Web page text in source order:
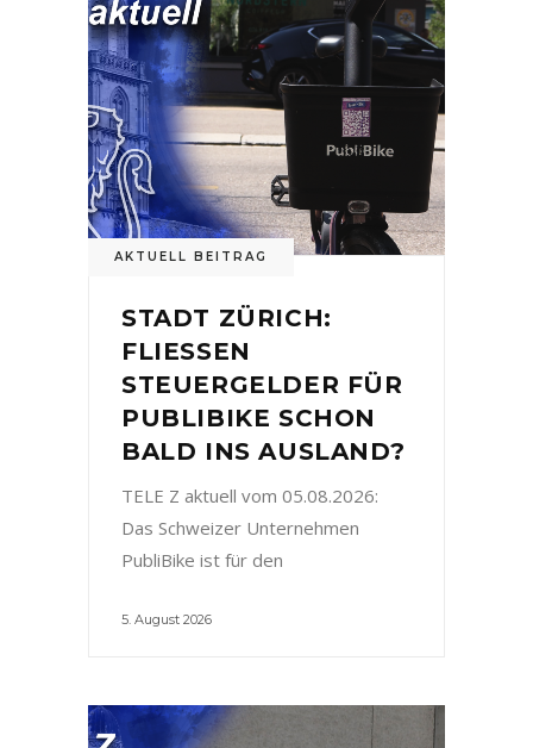
AKTUELL BEITRAG
STADT ZÜRICH:
FLIESSEN
STEUERGELDER FÜR
PUBLIBIKE SCHON
BALD INS AUSLAND?
TELE Z aktuell vom 05.08.2026:
Das Schweizer Unternehmen
PubliBike ist für den
5. August 2026